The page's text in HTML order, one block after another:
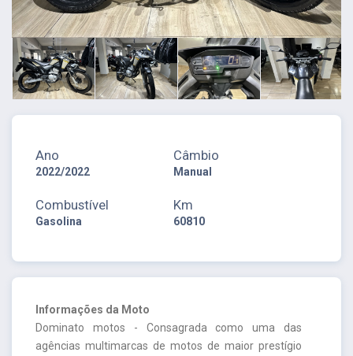
Ano
2022/2022
Câmbio
Manual
Combustível
Gasolina
Km
60810
Informações da Moto
Dominato motos - Consagrada como uma das
agências multimarcas de motos de maior prestígio